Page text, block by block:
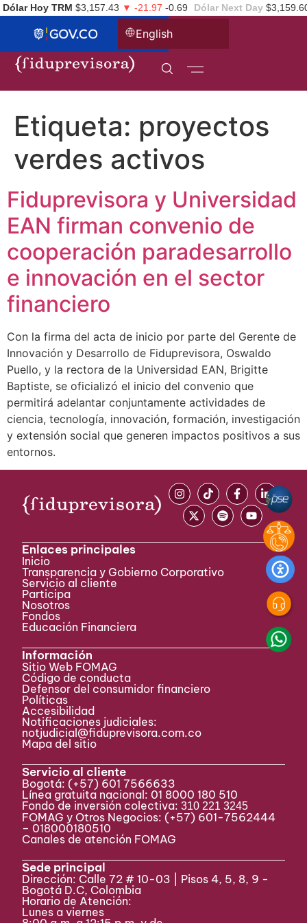
Dólar Hoy TRM $3,157.43 ▼ -21.97 -0.69 Dólar Next Day
English
Etiqueta: proyectos
verdes activos
Fiduprevisora y Universidad
EAN firman convenio de
cooperación paradesarrollo
e innovación en el sector
financiero
Con la firma del acta de inicio por parte del Gerente de
Innovación y Desarrollo de Fiduprevisora, Oswaldo
Puello, y la rectora de la Universidad EAN, Brigitte
Baptiste, se oficializó el inicio del convenio que
permitirá adelantar conjuntamente actividades de
ciencia, tecnología, innovación, formación, investigación
y extensión social que generen impactos positivos a sus
entornos.
Enlaces principales
Inicio
Transparencia y Gobierno Corporativo
Servicio al cliente
Participa ​
Nosotros
Fondos
Educación Financiera
Información
Sitio Web FOMAG
Código de conducta
Defensor del consumidor financiero
Políticas
Accesibilidad
Notificaciones judiciales:
notjudicial@fiduprevisora.com.co
Mapa del sitio
Servicio al cliente
Bogotá: (+57) 601 7566633
Línea gratuita nacional: 01 8000 180 510
Fondo de inversión colectiva:310 221 3245
FOMAG y Otros Negocios: (+57) 601-7562444
– 018000180510
Canales de atención FOMAG
Sede principal
Dirección: Calle 72 # 10-03 | Pisos 4, 5, 8, 9 -
Bogotá D.C, Colombia
Horario de Atención:
Lunes a viernes